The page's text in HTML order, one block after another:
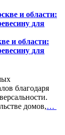
и области:
для
благодаря
домов,…